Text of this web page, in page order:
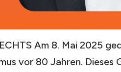
Am 8. Mai 2025
vor 80 Jahren. Dieses